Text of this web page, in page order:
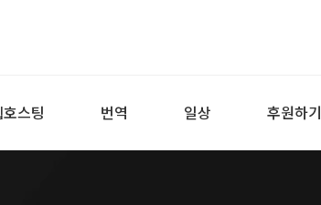
호스팅 번역 일상 후원하기